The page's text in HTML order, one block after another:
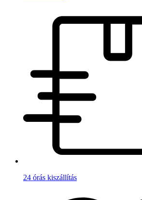
24 órás kiszállítás